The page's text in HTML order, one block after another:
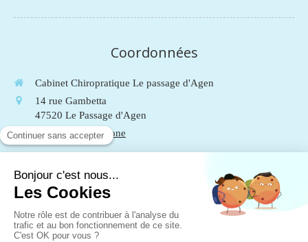
Coordonnées
Cabinet Chiropratique Le passage d'Agen
14 rue Gambetta
47520 Le Passage d'Agen
Afficher le téléphone
LeSamedide9hà13h
Mentions légales
Plan du site